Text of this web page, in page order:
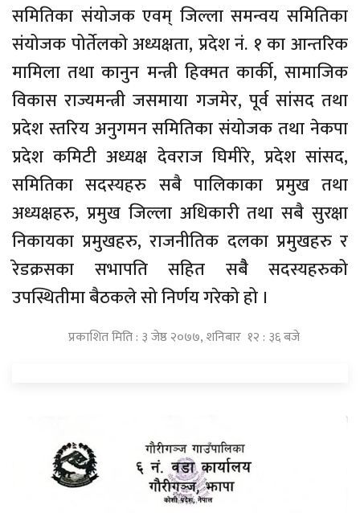
समितिका संयोजक एवम् जिल्ला समन्वय समितिका
संयोजक पोर्तेलको अध्यक्षता, प्रदेश नं. १ का आन्तरिक
मामिला तथा कानुन मन्त्री हिक्मत कार्की, सामाजिक
विकास राज्यमन्त्री जसमाया गजमेर, पूर्व सांसद तथा
प्रदेश स्तरिय अनुगमन समितिका संयोजक तथा नेकपा
प्रदेश कमिटी अध्यक्ष देवराज घिमीरे, प्रदेश सांसद,
समितिका सदस्यहरु सबै पालिकाका प्रमुख तथा
अध्यक्षहरु, प्रमुख जिल्ला अधिकारी तथा सबै सुरक्षा
निकायका प्रमुखहरु, राजनीतिक दलका प्रमुखहरु र
रेडक्रसका सभापति सहित सबैै सदस्यहरुको
उपस्थितीमा बैठकले सो निर्णय गरेको हो ।
प्रकाशित मिति : ३ जेष्ठ २०७७, शनिबार १२ : ३६ बजे